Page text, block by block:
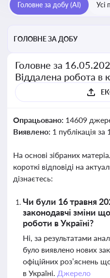
Головне за добу (AI) Усі
ГОЛОВНЕ ЗА ДОБУ
Головне за
Віддалена робота в
Опрацьовано: 14609
Виявлено: 1 публікація за
На основі зібраних
короткі відповіді на
дізнаєтесь:
Чи були 16 травня
законодавчі зміни
роботи в Україні?
Ні, за результатами
було виявлено нових
офіційних роз’яснень
в Україні. Джерело